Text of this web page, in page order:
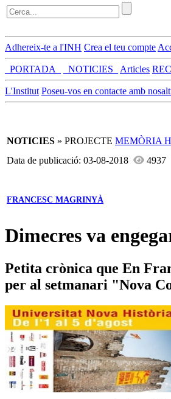
Adhereix-te a l'INH Crea el teu compte
_PORTADA_ _NOTICIES_ Articles
L'Institut Poseu-vos en contacte amb
NOTICIES » PROJECTE MEMÒRIA
Data de publicació: 03-08-2018
4937
FRANCESC MAGRINYÀ
Dimecres va
Petita crònica que En
per al setmanari "Nova